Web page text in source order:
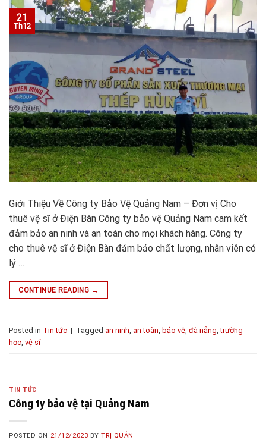
21
Th12
Giới Thiệu Về Công ty Bảo Vệ Quảng Nam – Đơn vị Cho
thuê vệ sĩ ở Điện Bàn Công ty bảo vệ Quảng Nam cam kết
đảm bảo an ninh và an toàn cho mọi khách hàng. Công ty
cho thuê vệ sĩ ở Điện Bàn đảm bảo chất lượng, nhân viên có
lý …
CONTINUE READING →
Posted in Tin tức | Tagged an ninh, an toàn, bảo vệ, đà nẵng,trường
học, vệ sĩ
TIN TỨC
Công ty bảo vệ tại Quảng Nam
POSTED ON 21/12/2023 BYTRỊ QUẢN